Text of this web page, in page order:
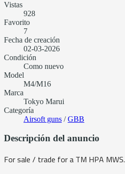
Vistas
928
Favorito
7
Fecha de creación
02-03-2026
Condición
Como nuevo
Model
M4/M16
Marca
Tokyo Marui
Categoría
Airsoft guns /GBB
Descripción del anuncio
For sale / trade for a TM HPA MWS.